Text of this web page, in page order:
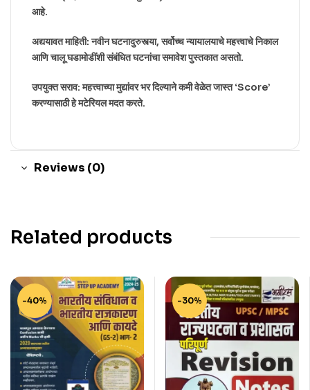
आहे.
अद्ययावत माहिती: नवीन घटनादुरुस्त्या, सर्वोच्च न्यायालयाचे महत्त्वाचे निकाल
आणि चालू घडामोडींशी संबंधित घटनांचा समावेश पुस्तकात असतो.
उपयुक्त सराव: महत्त्वाच्या मुद्यांवर भर दिल्याने कमी वेळेत जास्त ‘Score’
करण्यासाठी हे मटेरियल मदत करते.
Reviews (0)
Related products
-40% -30%